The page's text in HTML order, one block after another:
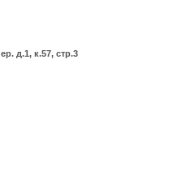
д.1, к.57, стр.3